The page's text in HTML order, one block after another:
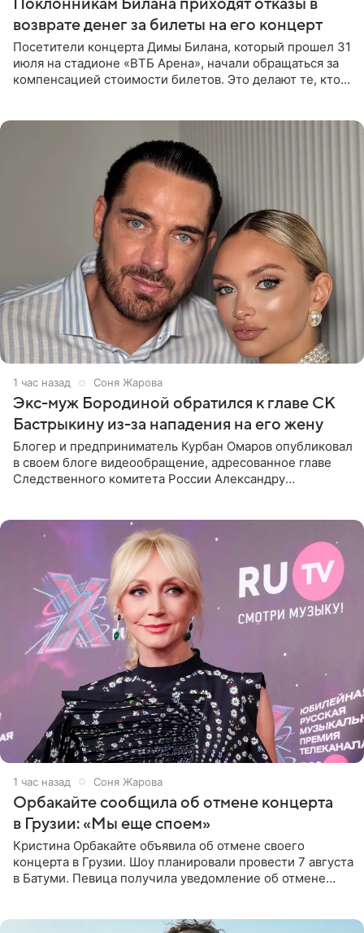
Поклонникам Билана приходят отказы в
возврате денег за билеты на его концерт
Посетители концерта Димы Билана, который прошел 31
июля на стадионе «ВТБ Арена», начали обращаться за
компенсацией стоимости билетов. Это делают те, кто
1 час назад Соня Жарова
Экс-муж Бородиной обратился к главе СК
Бастрыкину из-за нападения на его жену
Блогер и предприниматель Курбан Омаров опубликовал
в своем блоге видеообращение, адресованное главе
Следственного комитета России Александру
1 час назад Соня Жарова
Орбакайте сообщила об отмене концерта
в Грузии: «Мы еще споем»
Кристина Орбакайте объявила об отмене своего
концерта в Грузии. Шоу планировали провести 7 августа
в Батуми. Певица получила уведомление об отмене